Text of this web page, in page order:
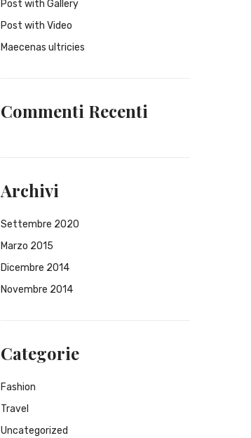
Post with Gallery
Post with Video
Maecenas ultricies
Commenti Recenti
Archivi
Settembre 2020
Marzo 2015
Dicembre 2014
Novembre 2014
Categorie
Fashion
Travel
Uncategorized